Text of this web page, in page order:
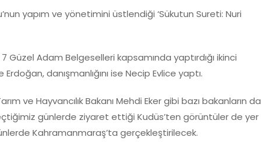
yapım ve yönetimini üstlendiği ‘Sükutun Sureti: Nuri
Güzel Adam Belgeselleri kapsamında yaptırdığı ikinci
danışmanlığını ise Necip Evlice yaptı.
ve Hayvancılık Bakanı Mehdi Eker gibi bazı bakanların da
günlerde ziyaret ettiği Kudüs’ten görüntüler de yer
Kahramanmaraş’ta gerçekleştirilecek.